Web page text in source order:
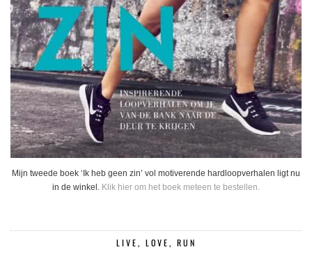
Mijn tweede boek ‘Ik heb geen zin’ vol motiverende hardloopverhalen ligt nu
in de winkel. Klik hier om het boek meteen te bestellen.
LIVE, LOVE, RUN